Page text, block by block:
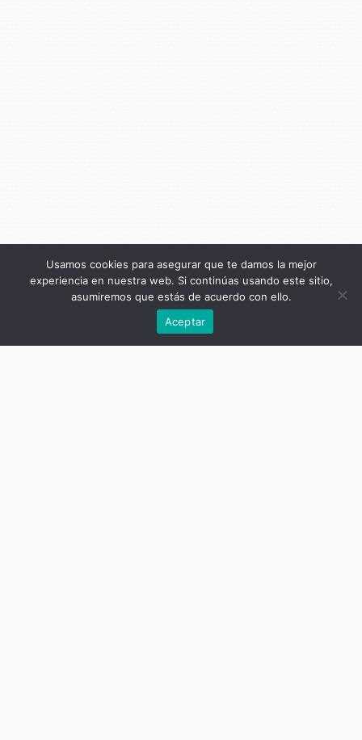
Usamos cookies para asegurar que te damos la mejor
experiencia en nuestra web. Si continúas usando este sitio,
asumiremos que estás de acuerdo con ello.
Aceptar